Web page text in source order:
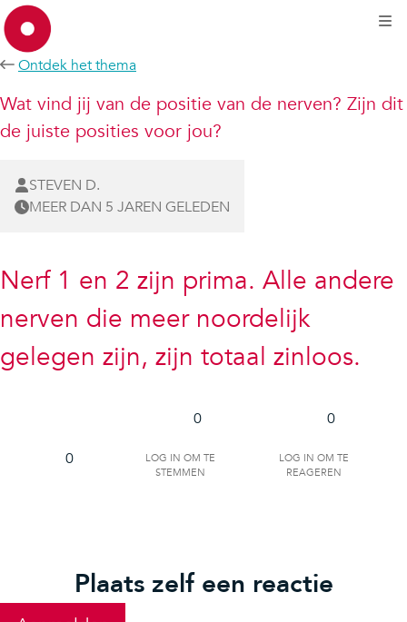
Ontdek het thema
Wat vind jij van de positie van de nerven? Zijn dit
de juiste posities voor jou?
STEVEN D.
MEER DAN 5 JAREN GELEDEN
Nerf 1 en 2 zijn prima. Alle andere
nerven die meer noordelijk
gelegen zijn, zijn totaal zinloos.
0
0
Log in om te
stemmen
0
Log in om te
reageren
Plaats zelf een reactie